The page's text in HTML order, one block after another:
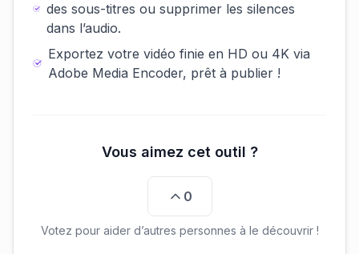
des sous-titres ou supprimer les silences
dans l’audio.
Exportez votre vidéo finie en HD ou 4K via
Adobe Media Encoder, prêt à publier !
Vous aimez cet outil ?
0
Votez pour aider d’autres personnes à le découvrir !